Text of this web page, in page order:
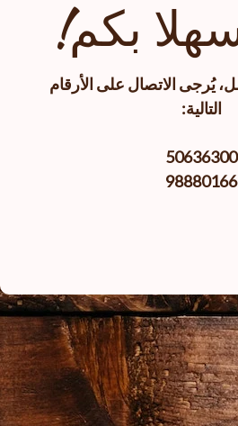
بكم!
يُرجى الاتصال على الأرقام
التالية:
50636300
98880166